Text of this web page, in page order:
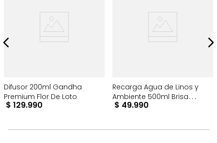
Difusor 200ml Gandha
Premium Flor De Loto
$ 129.990
Recarga Agua de Linos y
Ambiente 500ml Brisa
Vainilla
$ 49.990